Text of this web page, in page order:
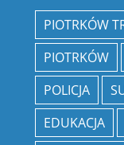
PIOTRKÓW
PIOTRKÓW
POLICJA
EDUKACJA